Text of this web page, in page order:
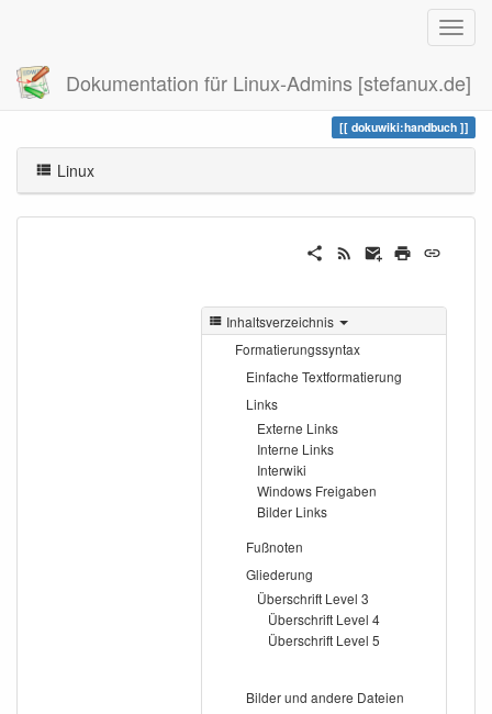
Dokumentation für Linux-Admins [stefanux.de]
Zuletzt angesehen handbuch
dokuwiki:handbuch
Linux
Inhaltsverzeichnis
Formatierungssyntax
Einfache Textformatierung
Links
Externe Links
Interne Links
Interwiki
Windows Freigaben
Bilder Links
Fußnoten
Gliederung
Überschrift Level 3
Überschrift Level 4
Überschrift Level 5
Bilder und andere Dateien